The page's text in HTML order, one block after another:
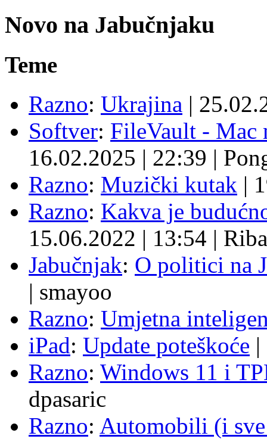
Novo na Jabučnjaku
Teme
Razno: Ukrajina |
Softver: FileVault - Mac
16.02.2025 | 22:39 |
Razno: Muzički kutak |
Razno: Kakva je
15.06.2022 | 13:54 | Riba
Jabučnjak: O politici na
| smayoo
Razno: Umjetna
iPad: Update poteškoće |
Razno: Windows 11 i
dpasaric
Razno: Automobili (i